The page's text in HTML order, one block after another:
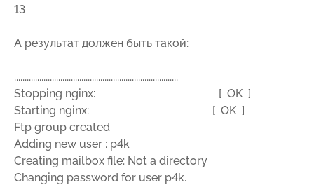
13
А результат должен быть такой:
..............................................................................
Stopping nginx: [ OK ]
Starting nginx: [ OK ]
Ftp group created
Adding new user : p4k
Creating mailbox file: Not a directory
Changing password for user p4k.